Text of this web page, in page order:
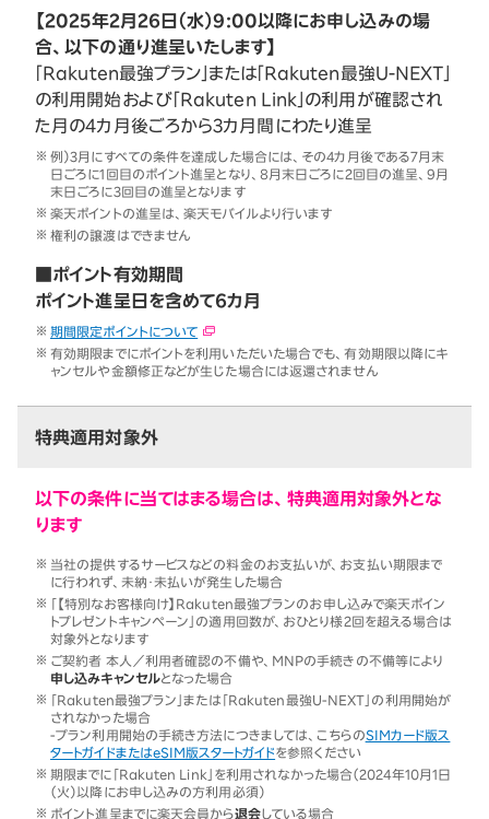
【2025年2月26日（水）9:00以降にお申し込みの場
合、以下の通り進呈いたします】
「Rakuten最強プラン」または「Rakuten最強U-NEXT」
の利用開始および「Rakuten Link」の利用が確認され
た月の4カ月後ごろから3カ月間にわたり進呈
例）3月にすべての条件を達成した場合には、その4カ月後である7月末
日ごろに1回目のポイント進呈となり、8月末日ごろに2回目の進呈、9月
末日ごろに3回目の進呈となります
楽天ポイントの進呈は、楽天モバイルより行います
権利の譲渡はできません
■ポイント有効期間
ポイント進呈日を含めて6カ月
期間限定ポイントについて
有効期限までにポイントを利用いただいた場合でも、有効期限以降にキ
ャンセルや金額修正などが生じた場合には返還されません
特典適用対象外
以下の条件に当てはまる場合は、特典適用対象外とな
ります
当社の提供するサービスなどの料金のお支払いが、お支払い期限まで
に行われず、未納・未払いが発生した場合
「【特別なお客様向け】Rakuten最強プランのお申し込みで楽天ポイン
トプレゼントキャンペーン」の適用回数が、おひとり様2回を超える場合は
対象外となります
ご契約者 本人／利用者確認の不備や、MNPの手続きの不備等により
申し込みキャンセルとなった場合
「Rakuten最強プラン」または「Rakuten最強U-NEXT」の利用開始が
されなかった場合
-プラン利用開始の手続き方法につきましては、こちらのSIMカード版ス
タートガイドまたはeSIM版スタートガイドを参照ください
期限までに「Rakuten Link」を利用されなかった場合（2024年10月1日
（火）以降にお申し込みの方利用必須）
ポイント進呈までに楽天会員から退会している場合